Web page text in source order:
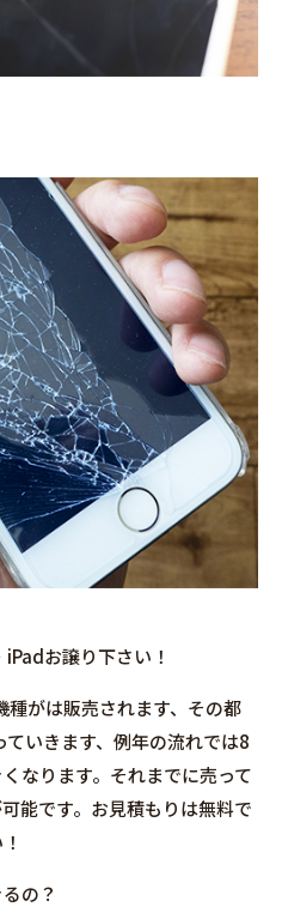
お譲り下さい！
がは販売されます、その都
いきます、例年の流れでは8
なります。それまでに売って
能です。お見積もりは無料で
の？